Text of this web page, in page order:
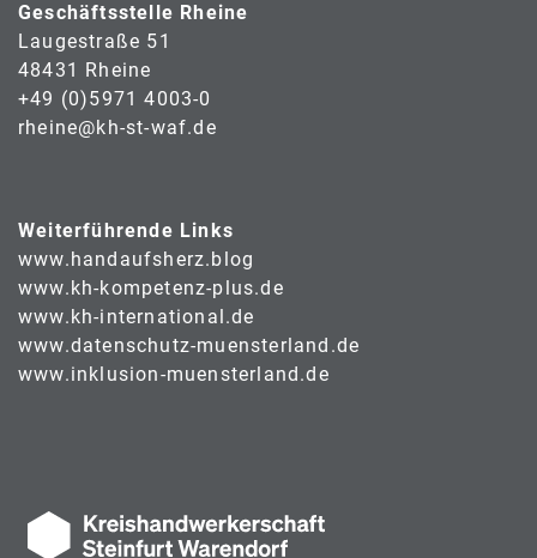
Geschäftsstelle Rheine
Laugestraße 51
48431 Rheine
+49 (0)5971 4003-0
rheine@kh-st-waf.de
Weiterführende Links
www.handaufsherz.blog
www.kh-kompetenz-plus.de
www.kh-international.de
www.datenschutz-muensterland.de
www.inklusion-muensterland.de